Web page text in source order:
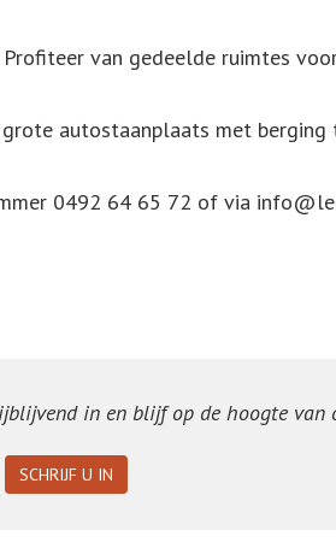
van gedeelde ruimtes
autostaanplaats met
0492 64 65 72 of via
in en blijf op de hoogte van
SCHRIJF U IN